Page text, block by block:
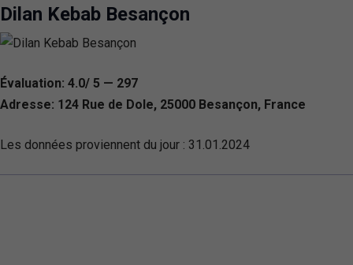
Dilan Kebab Besançon
Évaluation: 4.0/ 5 — 297
Adresse: 124 Rue de Dole, 25000 Besançon, France
Les données proviennent du jour : 31.01.2024